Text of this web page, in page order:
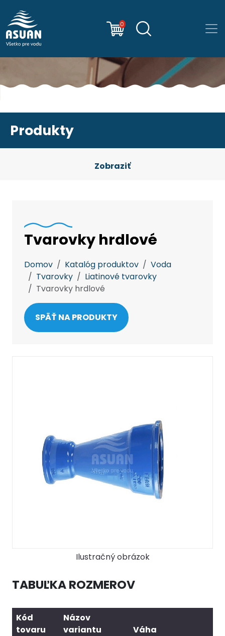
0
Produkty
Zobraziť
Tvarovky hrdlové
Domov Katalóg produktov
Voda
Tvarovky
Liatinové tvarovky
Tvarovky hrdlové
SPÄŤ NA PRODUKTY
Ilustračný obrázok
TABUĽKA ROZMEROV
Kód
tovaru
Názov
variantu
Váha